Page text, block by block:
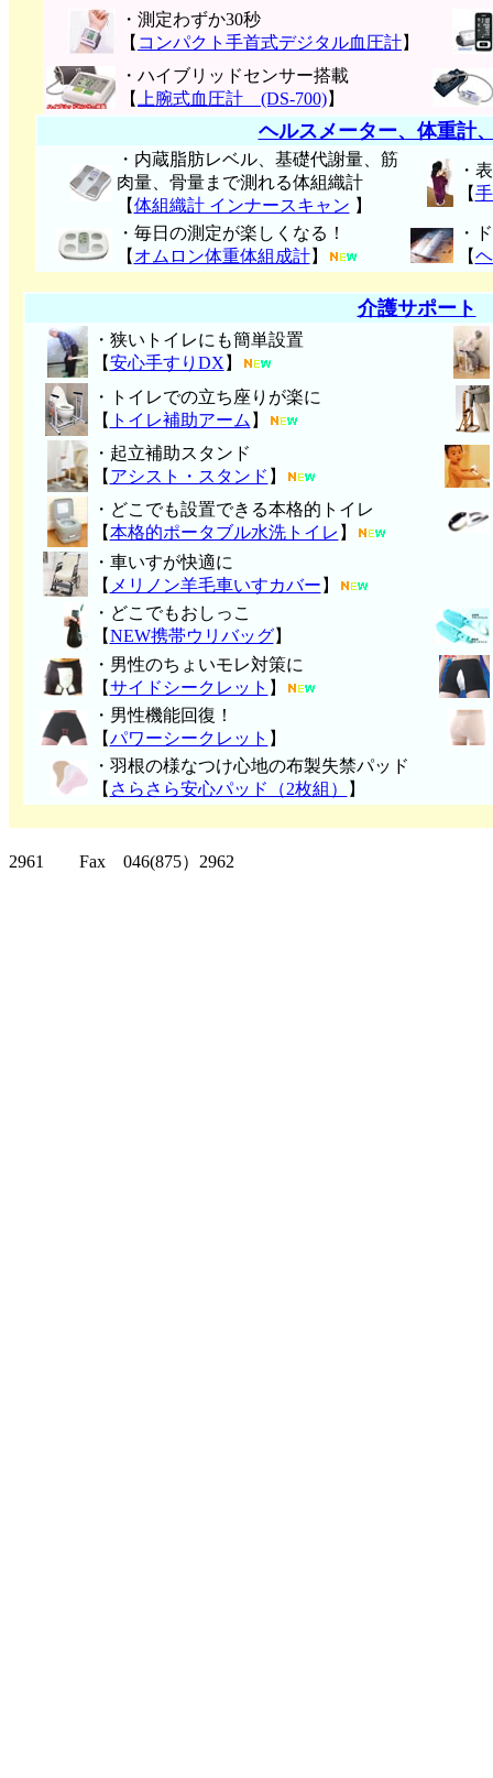
・測定わずか30秒
【 コンパクト手首式デジタル血圧計】
・ハイブリッドセンサー搭載
【
上腕式血圧計 (DS-700)】
ヘルスメーター、体重計
・内蔵脂肪レベル、基礎代謝量、筋
肉量、骨量まで測れる体組織計
【体組織計 インナースキャン 】
・
【
・毎日の測定が楽しくなる！
【 オムロン体重体組成計】
・
【
介護サポート
・狭いトイレにも簡単設置
【安心手すりDX 】
・トイレでの立ち座りが楽に
【 トイレ補助アーム 】
・起立補助スタンド
【 アシスト・スタンド 】
・どこでも設置できる本格的トイレ
【本格的ポータブル水洗トイレ 】
・車いすが快適に
【 メリノン羊毛車いすカバー 】
・どこでもおしっこ
【NEW携帯ウリバッグ】
・男性のちょいモレ対策に
【サイドシークレット 】
・男性機能回復！
【パワーシークレット 】
・ 羽根の様なつけ心地の布製失禁パッ ド
【 さらさら安心パッド（2枚組） 】
2961 Fax 046(875）2962